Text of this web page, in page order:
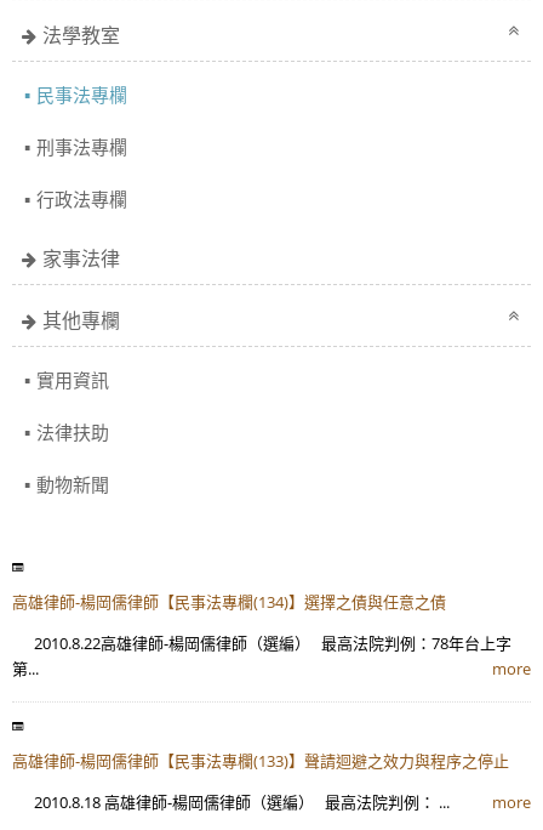
法學教室
民事法專欄
刑事法專欄
行政法專欄
家事法律
其他專欄
實用資訊
法律扶助
動物新聞
高雄律師-楊岡儒律師【民事法專欄(134)】選擇之債與任意之債
2010.8.22高雄律師-楊岡儒律師（選編） 最高法院判例：78年台上字
第...
more
高雄律師-楊岡儒律師【民事法專欄(133)】聲請迴避之效力與程序之停止
2010.8.18 高雄律師-楊岡儒律師（選編） 最高法院判例： ...
more